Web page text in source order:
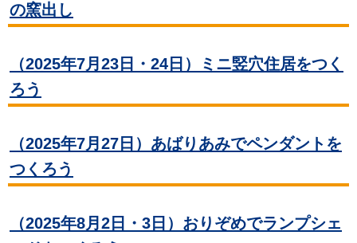
の窯出し
（2025年7月23日・24日）ミニ竪穴住居をつく
ろう
（2025年7月27日）あばりあみでペンダントを
つくろう
（2025年8月2日・3日）おりぞめでランプシェ